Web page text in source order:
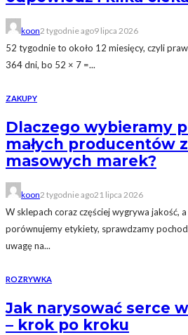
koon2 tygodnie ago9 lipca 2026
52 tygodnie to około 12 miesięcy, czyli
364 dni, bo 52 × 7 =...
ZAKUPY
Dlaczego wybieramy
małych producentów
masowych marek?
koon2 tygodnie ago21 lipca 2026
W sklepach coraz częściej wygrywa jakość,
porównujemy etykiety, sprawdzamy
uwagę na...
ROZRYWKA
Jak narysować serce
– krok po kroku